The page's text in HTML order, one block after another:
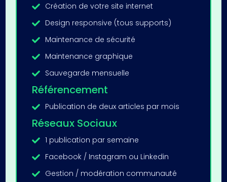
 Création de votre site internet
 Design responsive (tous supports)
 Maintenance de sécurité
 Maintenance graphique
 Sauvegarde mensuelle
Référencement
 Publication de deux articles par mois
Réseaux Sociaux
 1 publication par semaine
 Facebook / Instagram ou Linkedin
 Gestion / modération communauté